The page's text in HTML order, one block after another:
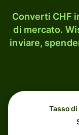
Converti CHF
di mercato.
inviare,
Tasso